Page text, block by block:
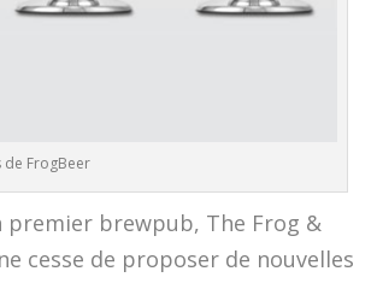
de FrogBeer
premier brewpub, The Frog &
cesse de proposer de nouvelles